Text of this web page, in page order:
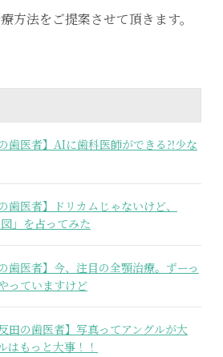
方法をご提案させて頂きます。
歯医者】AIに歯科医師ができる⁈少な
歯医者】ドリカムじゃないけど、
」を占ってみた
歯医者】今、注目の全顎治療。ずーっ
っていますけど
田の歯医者】写真ってアングルが大
はもっと大事！！